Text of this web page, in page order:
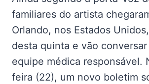
familiares do artista
Orlando, nos Estados
desta quinta e vão conversar
equipe médica responsável.
feira (22), um novo boletim